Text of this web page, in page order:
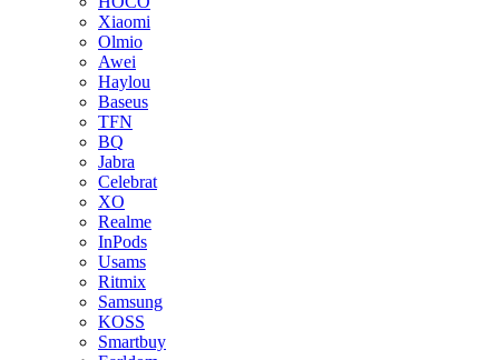
Xiaomi
Olmio
Awei
Haylou
Baseus
TFN
BQ
Jabra
Celebrat
XO
Realme
InPods
Usams
Ritmix
Samsung
KOSS
Smartbuy